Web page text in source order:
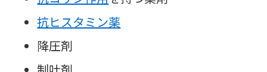
抗ヒスタミン薬
降圧剤